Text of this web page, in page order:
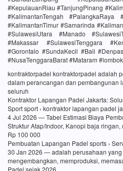
#KepulauanRiau #TanjungPinang
#KalimantanTengah #PalangkaRaya
#KalimantanTimur #Samarinda
#SulawesiUtara #Manado
#Makassar #SulawesiTenggara
#Gorontalo #SundaKecil #Bali
#NusaTenggaraBarat #Mataram
kontraktorpadel kontraktorpadel adalah
dalam perancangan dan pembangunan
seluruh
Kontraktor Lapangan Padel Jakarta:
Sport sport › kontraktor lapangan padel
4 Jul 2026 — Tabel Estimasi Biaya
Struktur Atap/Indoor, Kanopi baja
Rp 100 000
Pembuatan Lapangan Padel sports ›
30 Jan 2026 — adalah perusahaan
mengembangkan, memproduksi,
Padel sejak 2026